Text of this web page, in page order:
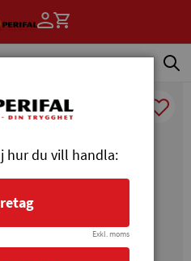
hur du vill handla:
Exkl. moms